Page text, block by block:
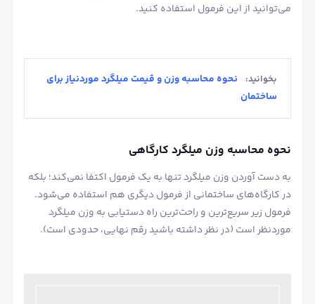
می‌توانید از این فرمول استفاده کنید.
بخوانید:
نحوه محاسبه وزن و قیمت میلگرد موردنیاز برای
ساختمان
نحوه محاسبه وزن میلگرد کارگاهی
به دست آوردن وزن میلگرد تنها به یک فرمول اکتفا نمی‌کند؛ بلکه
در کارگاه‌های ساختمانی از فرمول دیگری هم استفاده می‌شود.
فرمول زیر سریع‌ترین و راحت‌ترین راه دستیابی به وزن میلگرد
موردنظر است (در نظر داشته باشید رقم نهایی، حدودی است).